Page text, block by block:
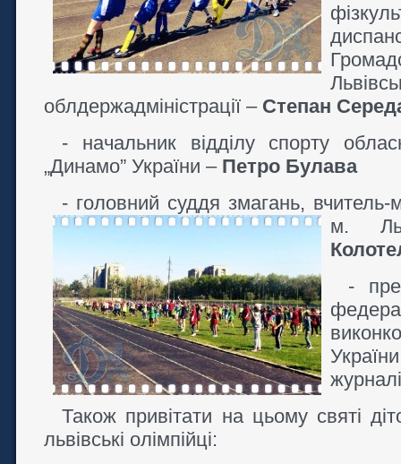
облдержадміністрації – Степан
- начальник відділу спорту
„Динамо” України – Петро Булава
- головний суддя змагань,
м.
-
Також привітати на цьому святі
львівські олімпійці: